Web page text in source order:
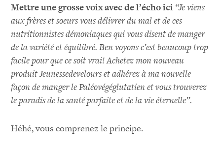
Mettre une grosse voix avec de l’écho ici “Je viens
aux frères et soeurs vous délivrer du mal et de ces
nutritionnistes démoniaques qui vous disent de manger
de la variété et équilibré. Ben voyons c’est beaucoup trop
facile pour que ce soit vrai! Achetez mon nouveau
produit Jeunessedevelours et adhérez à ma nouvelle
façon de manger le Paléovégéglutatien et vous trouverez
le paradis de la santé parfaite et de la vie éternelle”.
Héhé, vous comprenez le principe.